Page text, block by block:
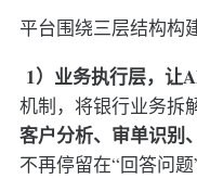
平台围绕三层结构构建
1）业务执行层，让
机制，将银行业务拆
客户分析、审单识别
不再停留在“回答问